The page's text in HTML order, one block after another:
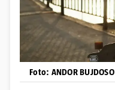
Foto: ANDOR BUJDOSO